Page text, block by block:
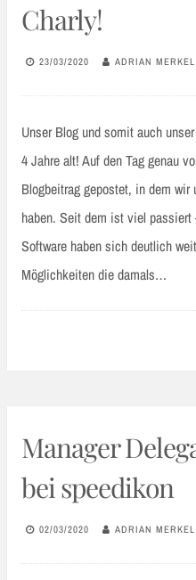
Charly!
23/03/2020 ADRIAN MERKEL
Unser Blog und somit auch
4 Jahre alt! Auf den Tag genau
Blogbeitrag gepostet, in dem
haben. Seit dem ist viel passiert
Software haben sich deutlich
Möglichkeiten die damals…
Manager
bei speedikon
02/03/2020 ADRIAN MERKEL